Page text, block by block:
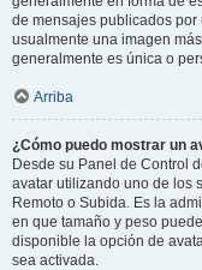
de mensajes publicados por
usualmente una imagen
generalmente es única o
Arriba
¿Cómo puedo mostrar un
Desde su Panel de Control
avatar utilizando uno de los
Remoto o Subida. Es la
en que tamaño y peso
disponible la opción de
sea activada.